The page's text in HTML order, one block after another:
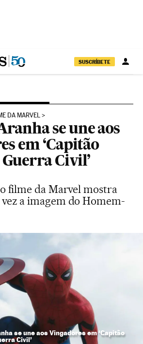
SUSCRÍBETE
DA MARVEL
se une aos
em ‘Capitão
Civil’
filme da Marvel mostra
a imagem do Homem-
se une aos Vingadores em ‘Capitão
Civil’